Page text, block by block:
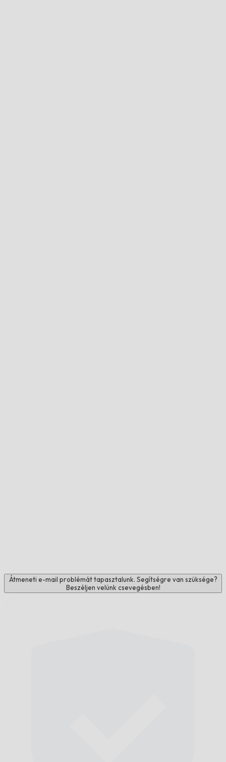
Átmeneti e-mail problémát tapasztalunk. Segítségre van szüksége?
Beszéljen velünk csevegésben!